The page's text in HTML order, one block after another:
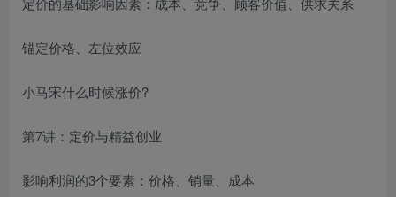
锚定价格、左位效应
小马宋什么时候涨价?
第7讲：定价与精益创业
影响利润的3个要素：价格、销量、成本